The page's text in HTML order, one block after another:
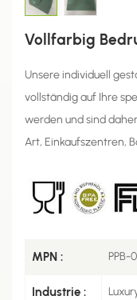
Vollfarbig
Unsere individuell
vollständig auf Ihre
werden und sind
Art, Einkaufszentren,
MPN : PPB-
Industrie :